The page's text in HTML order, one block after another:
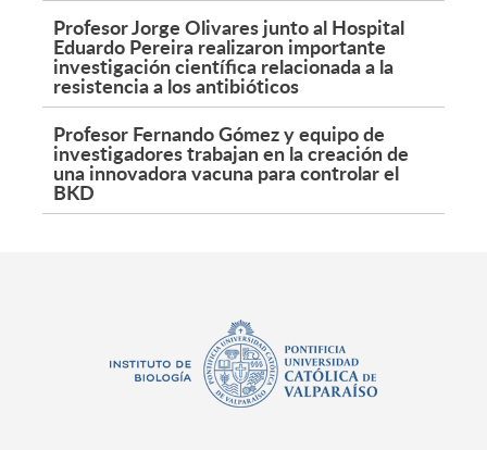
Profesor Jorge Olivares junto al Hospital
Eduardo Pereira realizaron importante
investigación científica relacionada a la
resistencia a los antibióticos
Profesor Fernando Gómez y equipo de
investigadores trabajan en la creación de
una innovadora vacuna para controlar el
BKD